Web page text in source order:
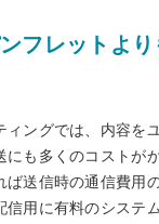
フレットよ
ィングでは、内容を
も多くのコストが
ば送信時の通信費用
信用に有料のシステ